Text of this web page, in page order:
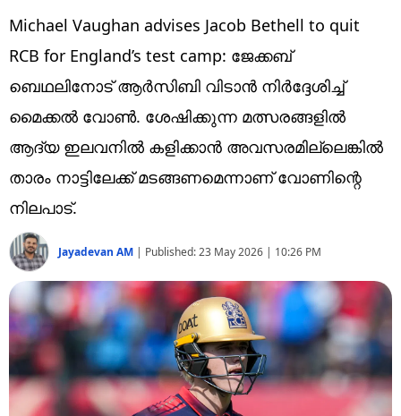
Lifestyle
world
Technology
Religion
Web Story
Photo
Short Videos
Michael Vaughan advises Jacob Bethell to quit
RCB for England’s test camp: ജേക്കബ്
ബെഥലിനോട് ആര്‍സിബി വിടാന്‍ നിര്‍ദ്ദേശിച്ച്
മൈക്കല്‍ വോണ്‍. ശേഷിക്കുന്ന മത്സരങ്ങളിൽ
ആദ്യ ഇലവനിൽ കളിക്കാൻ അവസരമില്ലെങ്കിൽ
താരം നാട്ടിലേക്ക് മടങ്ങണമെന്നാണ് വോണിന്റെ
നിലപാട്.
Jayadevan AM | Published:23 May 2026 | 10:26 PM